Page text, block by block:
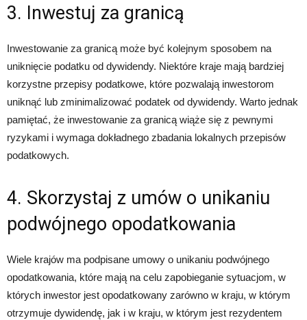
3. Inwestuj za granicą
Inwestowanie za granicą może być kolejnym sposobem na
uniknięcie podatku od dywidendy. Niektóre kraje mają bardziej
korzystne przepisy podatkowe, które pozwalają inwestorom
uniknąć lub zminimalizować podatek od dywidendy. Warto jednak
pamiętać, że inwestowanie za granicą wiąże się z pewnymi
ryzykami i wymaga dokładnego zbadania lokalnych przepisów
podatkowych.
4. Skorzystaj z umów o unikaniu
podwójnego opodatkowania
Wiele krajów ma podpisane umowy o unikaniu podwójnego
opodatkowania, które mają na celu zapobieganie sytuacjom, w
których inwestor jest opodatkowany zarówno w kraju, w którym
otrzymuje dywidendę, jak i w kraju, w którym jest rezydentem